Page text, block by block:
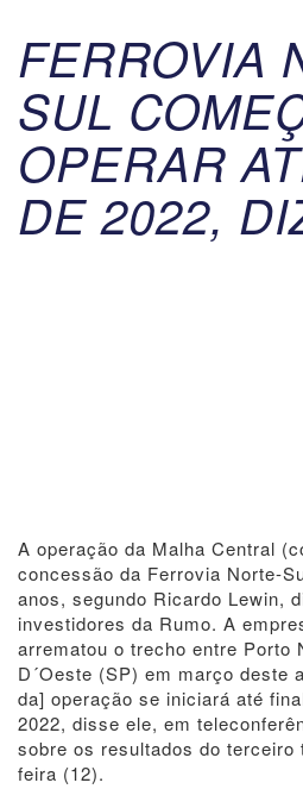
FERROVIA
SUL
OPERAR
DE 2022,
A operação da Malha Central
concessão da Ferrovia Norte-
anos, segundo Ricardo Lewin,
investidores da Rumo. A
arrematou o trecho entre Porto
D´Oeste (SP) em março deste
da] operação se iniciará até
2022, disse ele, em
sobre os resultados do
feira (12).